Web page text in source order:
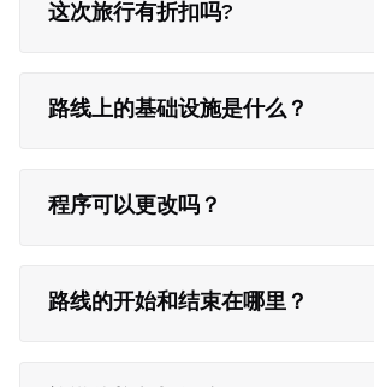
这次旅行有折扣吗?
路线上的基础设施是什么？
程序可以更改吗？
路线的开始和结束在哪里？